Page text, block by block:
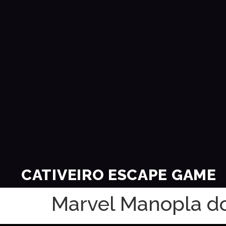
CATIVEIRO ESCAPE GAME
Marvel Manopla